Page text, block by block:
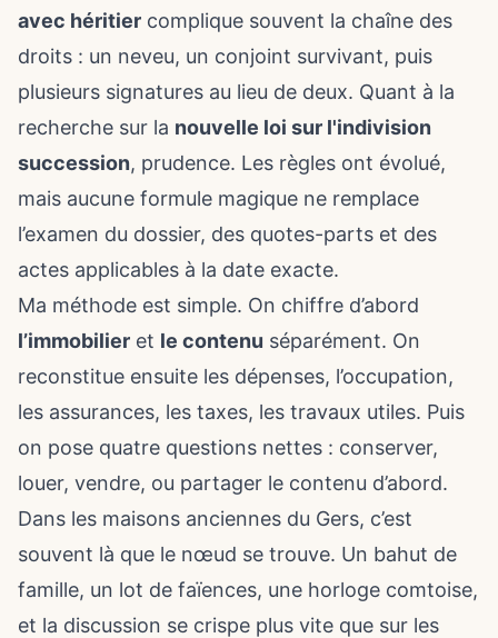
avec héritier complique souvent la chaîne des
droits : un neveu, un conjoint survivant, puis
plusieurs signatures au lieu de deux. Quant à la
recherche sur la nouvelle loi sur l'indivision
succession, prudence. Les règles ont évolué,
mais aucune formule magique ne remplace
l’examen du dossier, des quotes-parts et des
actes applicables à la date exacte.
Ma méthode est simple. On chiffre d’abord
l’immobilier et le contenu séparément. On
reconstitue ensuite les dépenses, l’occupation,
les assurances, les taxes, les travaux utiles. Puis
on pose quatre questions nettes : conserver,
louer, vendre, ou partager le contenu d’abord.
Dans les maisons anciennes du Gers, c’est
souvent là que le nœud se trouve. Un bahut de
famille, un lot de faïences, une horloge comtoise,
et la discussion se crispe plus vite que sur les